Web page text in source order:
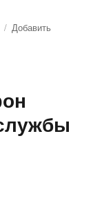
Добавить